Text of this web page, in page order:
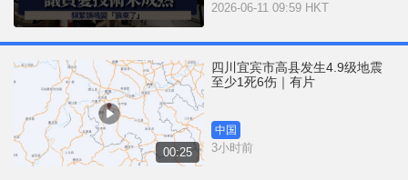
2026-06-11 09:59 HKT
00:25
四川宜宾市高县发生4.9级地震
至少1死6伤｜有片
中国
3小时前